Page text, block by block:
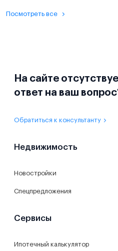
Посмотреть все
На сайте
ответ на ваш
Обратиться к консультанту
Недвижимость
Новостройки
Спецпредложения
Сервисы
Ипотечный калькулятор